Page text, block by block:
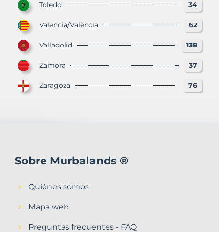
Toledo 34
Valencia/València 62
Valladolid 138
Zamora 37
Zaragoza 76
Sobre Murbalands ®
Quiénes somos
Mapa web
Preguntas frecuentes - FAQ